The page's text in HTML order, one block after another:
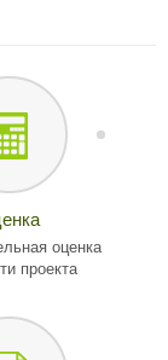
оценка
проекта